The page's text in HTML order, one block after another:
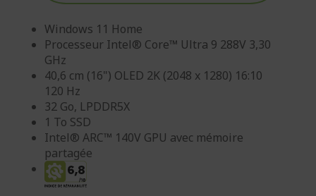
Windows 11 Home
Processeur Intel® Core™ Ultra 9 288V 3,30
GHz
40,6 cm (16") OLED 2K (2048 x 1280) 16:10
120 Hz
32 Go, LPDDR5X
1 To SSD
Intel® ARC™ 140V GPU avec mémoire
partagée